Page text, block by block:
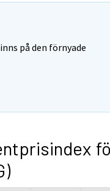
på den förnyade